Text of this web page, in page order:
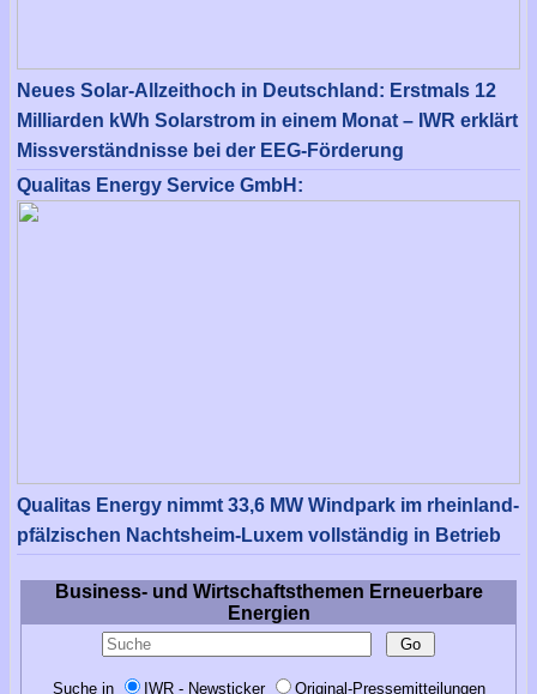
Neues Solar-Allzeithoch in Deutschland: Erstmals 12
Milliarden kWh Solarstrom in einem Monat – IWR erklärt
Missverständnisse bei der EEG-Förderung
Qualitas Energy Service GmbH:
Qualitas Energy nimmt 33,6 MW Windpark im rheinland-
pfälzischen Nachtsheim-Luxem vollständig in Betrieb
Business- und Wirtschaftsthemen Erneuerbare
Energien
Suche in IWR - Newsticker Original-Pressemitteilungen